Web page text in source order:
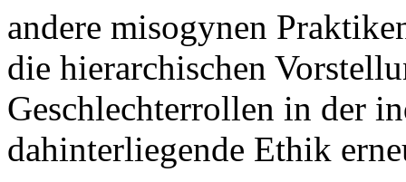
andere misogynen
die hierarchischen
Geschlechterrollen in der
dahinterliegende Ethik